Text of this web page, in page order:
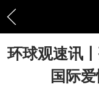
环球观速讯
国际